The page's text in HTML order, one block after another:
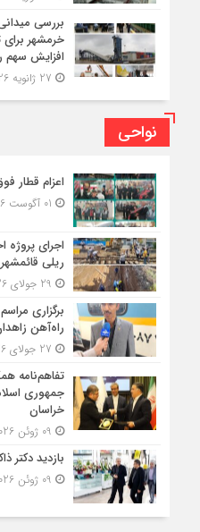
بررسی
خرمشهر
افزایش سهم
نواحی
اعزام قطار
اجرای پروژه
ریلی قائمشهر
برگزاری
راه‌آهن
تفاهم‌نامه
جمهوری
خراسان
بازدید دکتر